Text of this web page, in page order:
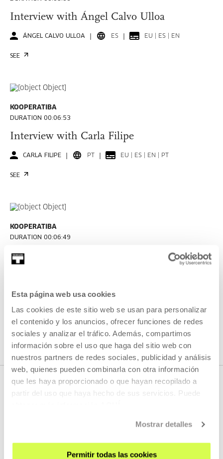
Esta página web usa cookies
Las cookies de este sitio web se usan para personalizar
el contenido y los anuncios, ofrecer funciones de redes
sociales y analizar el tráfico. Además, compartimos
información sobre el uso que haga del sitio web con
nuestros partners de redes sociales, publicidad y análisis
web, quienes pueden combinarla con otra información
que les haya proporcionado o que hayan recopilado a
partir del uso que haya hecho de sus servicios. Puede
Mostrar detalles
Permitir todas las cookies
Interview with Ángel Calvo Ulloa
ÁNGEL CALVO ULLOA ES EU | ES | EN
SEE
KOOPERATIBA
DURATION 00:06:53
Interview with Carla Filipe
CARLA FILIPE PT EU | ES | EN | PT
SEE
KOOPERATIBA
DURATION 00:06:49
Interview with Taxio Ardanaz
SEE
SEE ALL CONTENT
We do not have any new streams scheduled